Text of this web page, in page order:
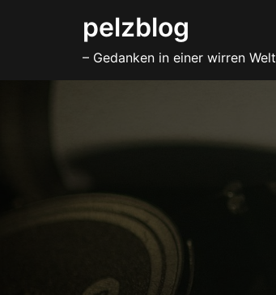
pelzblog
– Gedanken in einer wirren Welt